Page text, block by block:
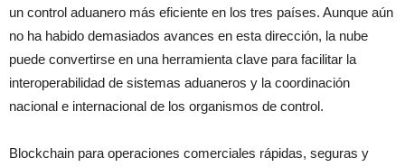
un control aduanero más eficiente en los tres países. Aunque aún
no ha habido demasiados avances en esta dirección, la nube
puede convertirse en una herramienta clave para facilitar la
interoperabilidad de sistemas aduaneros y la coordinación
nacional e internacional de los organismos de control.
Blockchain para operaciones comerciales rápidas, seguras y